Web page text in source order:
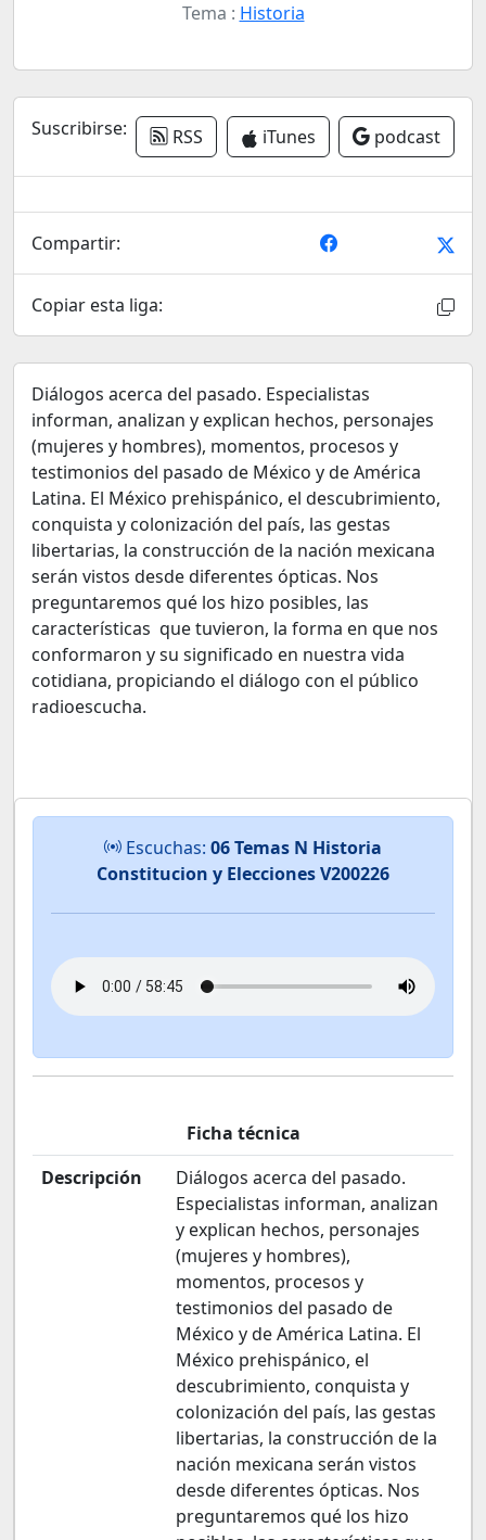
Tema : Historia
Suscribirse: RSS iTunes podcast
Compartir:
Copiar esta liga:
Diálogos acerca del pasado. Especialistas
informan, analizan y explican hechos, personajes
(mujeres y hombres), momentos, procesos y
testimonios del pasado de México y de América
Latina. El México prehispánico, el descubrimiento,
conquista y colonización del país, las gestas
libertarias, la construcción de la nación mexicana
serán vistos desde diferentes ópticas. Nos
preguntaremos qué los hizo posibles, las
características que tuvieron, la forma en que nos
conformaron y su significado en nuestra vida
cotidiana, propiciando el diálogo con el público
radioescucha.
Escuchas: 06 Temas N Historia
Constitucion y Elecciones V200226
Ficha técnica
Descripción
Diálogos acerca del pasado.
Especialistas informan, analizan
y explican hechos, personajes
(mujeres y hombres),
momentos, procesos y
testimonios del pasado de
México y de América Latina. El
México prehispánico, el
descubrimiento, conquista y
colonización del país, las gestas
libertarias, la construcción de la
nación mexicana serán vistos
desde diferentes ópticas. Nos
preguntaremos qué los hizo